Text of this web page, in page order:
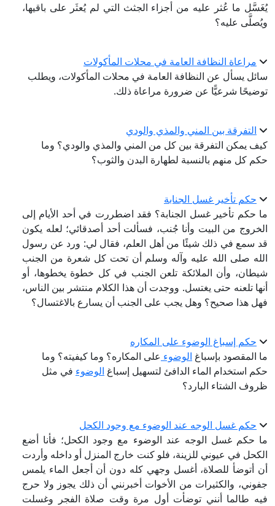
يُغَسَّل ما عُثر عليه من أجزاء الجثث التي لم يُعثَر على باقيها،
ويُصلَّى عليه؟
مراعاة النظافة العامة في محلات المأكولات
سائل يسأل عن النظافة العامة في محلات المأكولات، ويطلب
توضيحًا شرعيًّا عن ضرورة مراعاة ذلك.
التفرقة بين المني والمذي والودي
كيف يمكن التفرقة بين كل من المني والمذي والودي؟ وما
حكم كل منهم بالنسبة لطهارة البدن والثوب؟
حكم تأخير غسل الجنابة
ما حكم تأخير غسل الجنابة؟ فقد اضطررت في أحد الأيام إلى
الخروج من البيت وأنا جُنب، فسألت أحد أصدقائي؛ لعله يكون
قد سمع في ذلك شيئًا من أهل العلم، فقال لي: ورد عن رسول
الله صلى الله عليه وآله وسلم أن تحت كل شعرة من الجنب
شيطان، وأن الملائكة تلعن الجنب في كل خطوة يخطوها، أو
أنها تلعنه حتى يغتسل. ووجدت أن هذا الكلام منتشر بين الناس،
فهل هذا صحيح؟ وهل يجب على الجنب أن يسارع بالاغتسال؟
حكم إسباغ الوضوء على المكاره
ما المقصود بإسباغ الوضوء على المكاره؟ وما كيفيته؟ وما
حكم استخدام الماء الدافئ لتسهيل إسباغ الوضوء في مثل
ظروف الشتاء البارد؟
حكم غسل الوجه عند الوضوء مع وجود الكحل
ما حكم غسل الوجه عند الوضوء مع وجود الكحل؛ فأنا أضع
الكحل في عيوني للزينة، فلو كنت خارج المنزل أو داخله وأردت
أن أتوضأ للصلاة، أغسل وجهي كله دون أن أجعل الماء يلمس
جفوني، والكثيرات من الأخوات أخبرنني أن ذلك يجوز ولا حرج
فيه طالما أنني توضأت أول مرة وقت صلاة الفجر وغسلت